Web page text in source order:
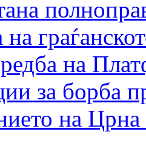
на
на
за борба
на Црна